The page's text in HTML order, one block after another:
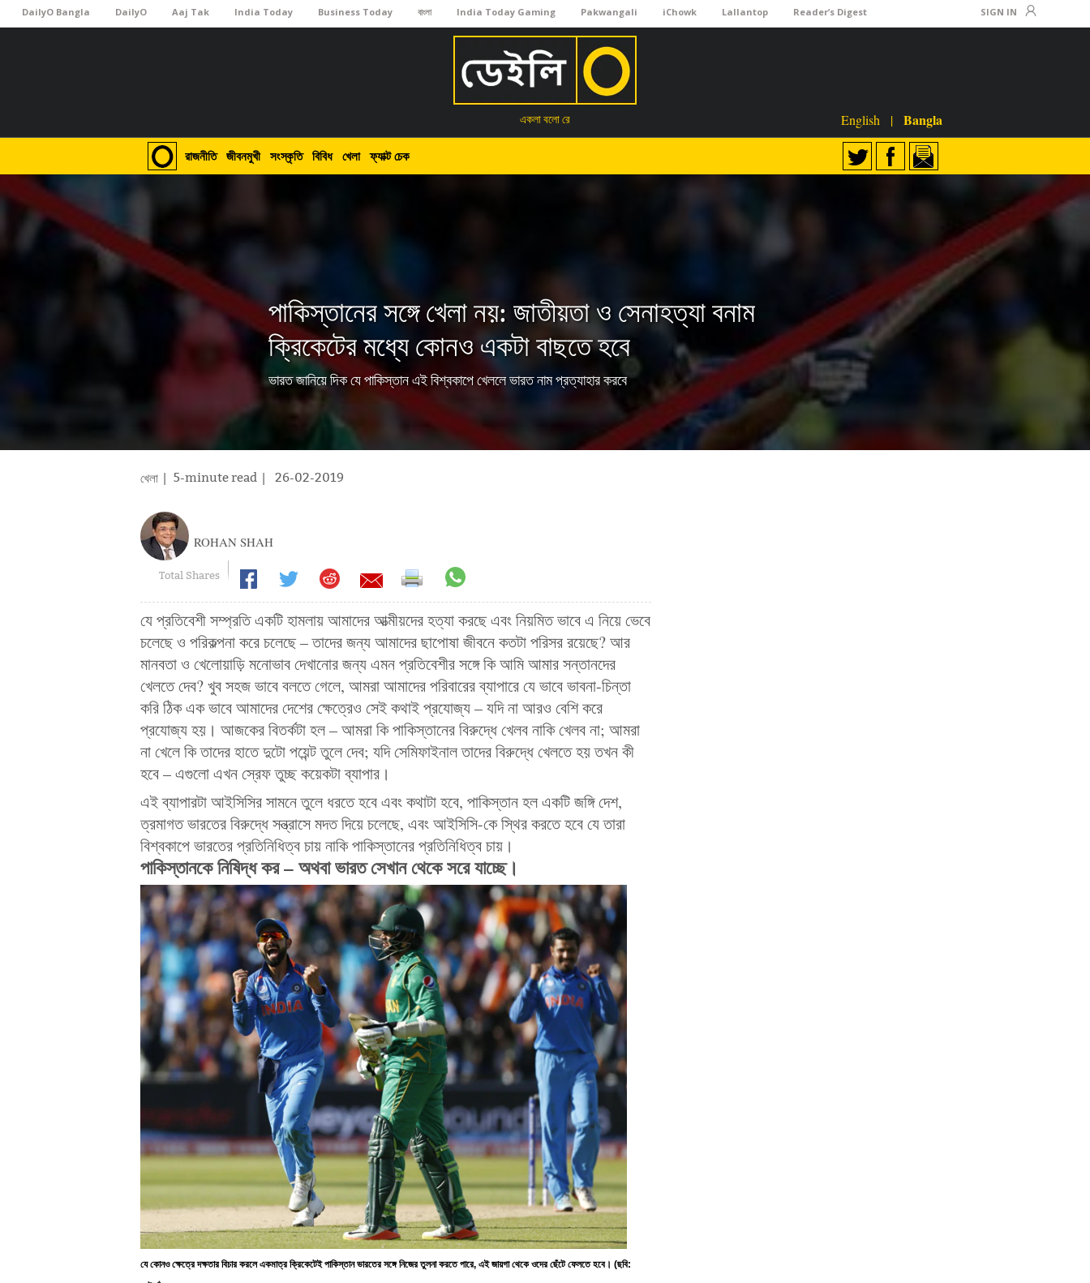
DailyO Bangla DailyO Aaj Tak India Today Business Today বাংলা India Today Gaming Pakwangali iChowk Lallantop Reader’s Digest SIGN IN
একলা বলো রে English | Bangla
রাজনীতি জীবনমুখী সংস্কৃতি বিবিধ খেলা ফ্যাক্ট চেক
পাকিস্তানের সঙ্গে খেলা নয়: জাতীয়তা ও সেনাহত্যা বনাম
ক্রিকেটের মধ্যে কোনও একটা বাছতে হবে
ভারত জানিয়ে দিক যে পাকিস্তান এই বিশ্বকাপে খেললে ভারত নাম প্রত্যাহার করবে
খেলা | 5-minute read | 26-02-2019
ROHAN SHAH
Total Shares
যে প্রতিবেশী সম্প্রতি একটি হামলায় আমাদের আত্মীয়দের হত্যা করছে এবং নিয়মিত ভাবে এ নিয়ে ভেবে
চলেছে ও পরিকল্পনা করে চলেছে – তাদের জন্য আমাদের ছাপোষা জীবনে কতটা পরিসর রয়েছে? আর
মানবতা ও খেলোয়াড়ি মনোভাব দেখানোর জন্য এমন প্রতিবেশীর সঙ্গে কি আমি আমার সন্তানদের
খেলতে দেব? খুব সহজ ভাবে বলতে গেলে, আমরা আমাদের পরিবারের ব্যাপারে যে ভাবে ভাবনা-চিন্তা
করি ঠিক এক ভাবে আমাদের দেশের ক্ষেত্রেও সেই কথাই প্রযোজ্য – যদি না আরও বেশি করে
প্রযোজ্য হয়। আজকের বিতর্কটা হল – আমরা কি পাকিস্তানের বিরুদ্ধে খেলব নাকি খেলব না; আমরা
না খেলে কি তাদের হাতে দুটো পয়েন্ট তুলে দেব; যদি সেমিফাইনাল তাদের বিরুদ্ধে খেলতে হয় তখন কী
হবে – এগুলো এখন স্রেফ তুচ্ছ কয়েকটা ব্যাপার।
এই ব্যাপারটা আইসিসির সামনে তুলে ধরতে হবে এবং কথাটা হবে, পাকিস্তান হল একটি জঙ্গি দেশ,
ত্রমাগত ভারতের বিরুদ্ধে সন্ত্রাসে মদত দিয়ে চলেছে, এবং আইসিসি-কে স্থির করতে হবে যে তারা
বিশ্বকাপে ভারতের প্রতিনিধিত্ব চায় নাকি পাকিস্তানের প্রতিনিধিত্ব চায়।
পাকিস্তানকে নিষিদ্ধ কর – অথবা ভারত সেখান থেকে সরে যাচ্ছে।
যে কোনও ক্ষেত্রে দক্ষতার বিচার করলে একমাত্র ক্রিকেটেই পাকিস্তান ভারতের সঙ্গে নিজের তুলনা করতে পারে, এই জায়গা থেকে ওদের ছেঁটে ফেলতে হবে। (ছবি: